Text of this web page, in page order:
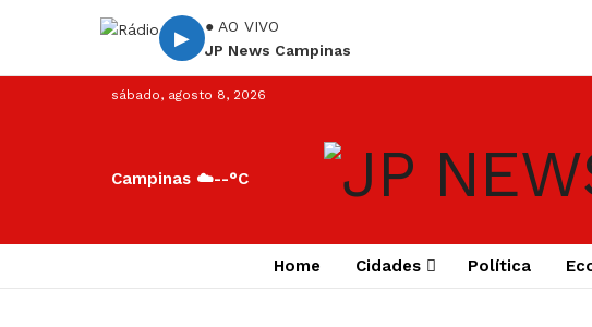
▶
● AO VIVO
JP News Campinas
sábado, agosto 8, 2026
Campinas ☁️--°C
Home Cidades Política